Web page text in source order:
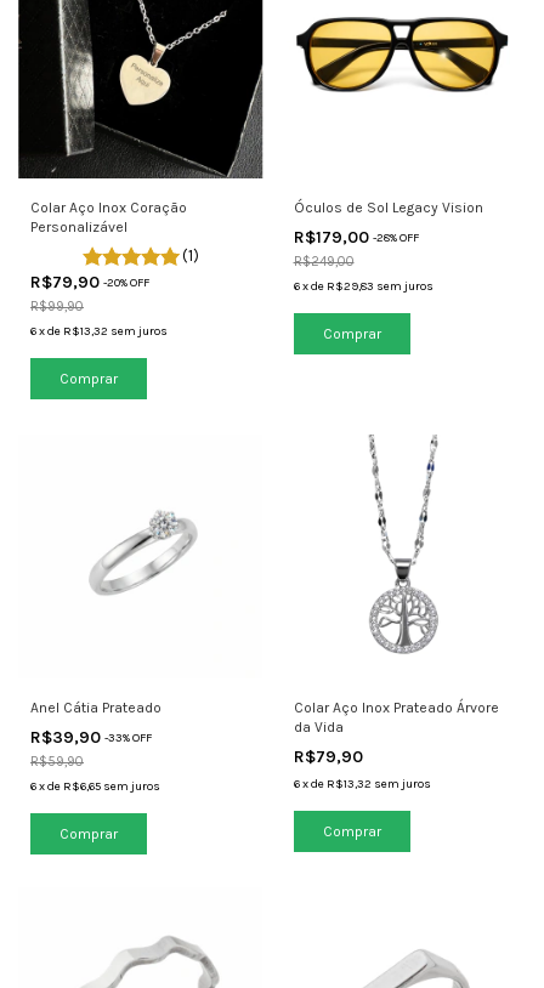
Colar Aço Inox Coração
Personalizável
(1)
R$79,90 -20% OFF
R$99,90
6xde R$13,32 sem juros
Óculos de Sol Legacy Vision
R$179,00 -28% OFF
R$249,00
6 xde R$29,83 sem juros
Anel Cátia Prateado
R$39,90 -33% OFF
R$59,90
6xde R$6,65 sem juros
Comprar
Colar Aço Inox Prateado Árvore
da Vida
R$79,90
6 xde R$13,32 sem juros